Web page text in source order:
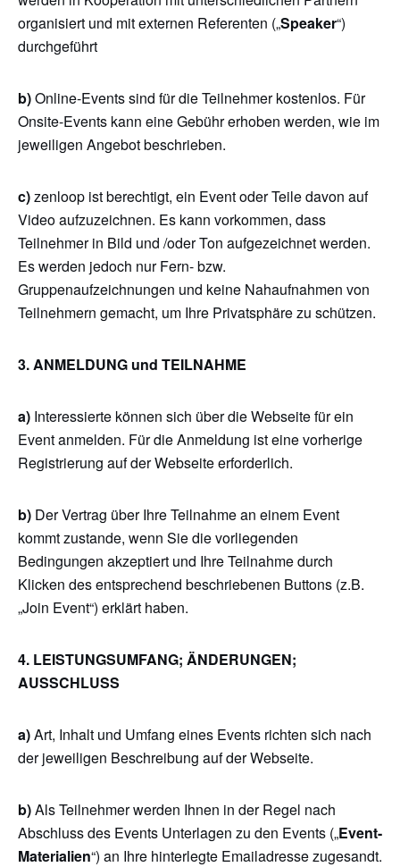
organisiert und mit externen Referenten („Speaker“)
durchgeführt
b)Online-Events sind für die Teilnehmer kostenlos. Für
Onsite-Events kann eine Gebühr erhoben werden, wie im
jeweiligen Angebot beschrieben.
c)zenloop ist berechtigt, ein Event oder Teile davon auf
Video aufzuzeichnen. Es kann vorkommen, dass
Teilnehmer in Bild und /oder Ton aufgezeichnet werden.
Es werden jedoch nur Fern- bzw.
Gruppenaufzeichnungen und keine Nahaufnahmen von
Teilnehmern gemacht, um Ihre Privatsphäre zu schützen.
3. ANMELDUNG und TEILNAHME
a) Interessierte können sich über die Webseite für ein
Event anmelden. Für die Anmeldung ist eine vorherige
Registrierung auf der Webseite erforderlich.
b) Der Vertrag über Ihre Teilnahme an einem Event
kommt zustande, wenn Sie die vorliegenden
Bedingungen akzeptiert und Ihre Teilnahme durch
Klicken des entsprechend beschriebenen Buttons (z.B.
„Join Event“) erklärt haben.
4. LEISTUNGSUMFANG; ÄNDERUNGEN;
AUSSCHLUSS
a)Art, Inhalt und Umfang eines Events richten sich nach
der jeweiligen Beschreibung auf der Webseite.
b)Als Teilnehmer werden Ihnen in der Regel nach
Abschluss des Events Unterlagen zu den Events („Event-
Materialien“) an Ihre hinterlegte Emailadresse zugesandt.